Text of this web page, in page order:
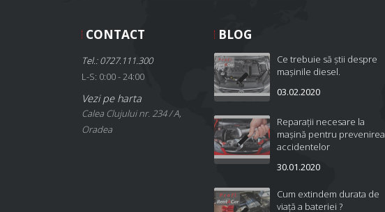
CONTACT
Tel.: 0727.111.300
L-S: 0:00 - 24:00
Vezi pe harta
Calea Clujului nr. 234 / A,
Oradea
BLOG
Ce trebuie să știi despre
mașinile diesel.
03.02.2020
Reparații necesare la
mașină pentru prevenirea
accidentelor
30.01.2020
Cum extindem durata de
viață a bateriei ?